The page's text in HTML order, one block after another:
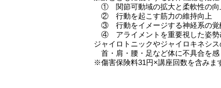
① 関節可動域の拡大と柔軟性の向
② 行動を起こす筋力の維持向上
③ 行動をイメージする神経系の覚
④ アライメントを重要視した姿勢
ジャイロトニックやジャイロキネシ
首・肩・腰・足など体に不具合を
※傷害保険料31円×講座回数を含みま